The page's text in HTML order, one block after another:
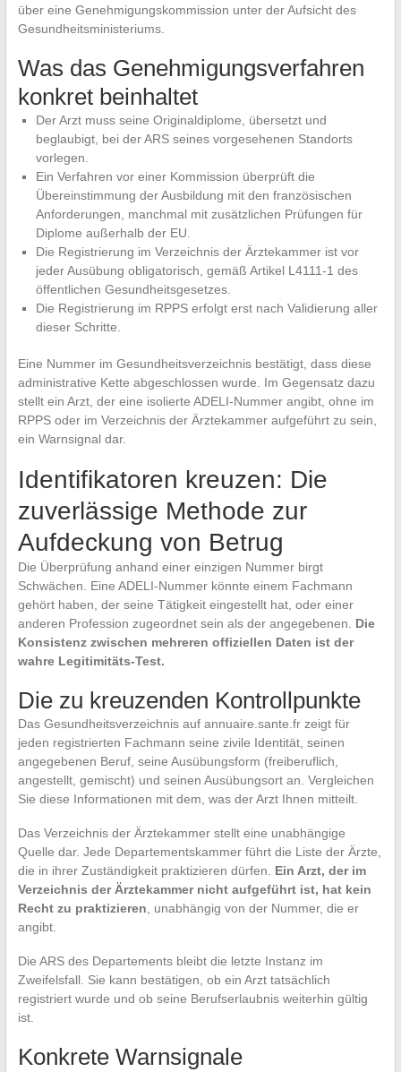
über eine Genehmigungskommission unter der Aufsicht des
Gesundheitsministeriums.
Was das Genehmigungsverfahren
konkret beinhaltet
Der Arzt muss seine Originaldiplome, übersetzt und
beglaubigt, bei der ARS seines vorgesehenen Standorts
vorlegen.
Ein Verfahren vor einer Kommission überprüft die
Übereinstimmung der Ausbildung mit den französischen
Anforderungen, manchmal mit zusätzlichen Prüfungen für
Diplome außerhalb der EU.
Die Registrierung im Verzeichnis der Ärztekammer ist vor
jeder Ausübung obligatorisch, gemäß Artikel L4111-1 des
öffentlichen Gesundheitsgesetzes.
Die Registrierung im RPPS erfolgt erst nach Validierung aller
dieser Schritte.
Eine Nummer im Gesundheitsverzeichnis bestätigt, dass diese
administrative Kette abgeschlossen wurde. Im Gegensatz dazu
stellt ein Arzt, der eine isolierte ADELI-Nummer angibt, ohne im
RPPS oder im Verzeichnis der Ärztekammer aufgeführt zu sein,
ein Warnsignal dar.
Identifikatoren kreuzen: Die
zuverlässige Methode zur
Aufdeckung von Betrug
Die Überprüfung anhand einer einzigen Nummer birgt
Schwächen. Eine ADELI-Nummer könnte einem Fachmann
gehört haben, der seine Tätigkeit eingestellt hat, oder einer
anderen Profession zugeordnet sein als der angegebenen. Die
Konsistenz zwischen mehreren offiziellen Daten ist der
wahre Legitimitäts-Test.
Die zu kreuzenden Kontrollpunkte
Das Gesundheitsverzeichnis auf annuaire.sante.fr zeigt für
jeden registrierten Fachmann seine zivile Identität, seinen
angegebenen Beruf, seine Ausübungsform (freiberuflich,
angestellt, gemischt) und seinen Ausübungsort an. Vergleichen
Sie diese Informationen mit dem, was der Arzt Ihnen mitteilt.
Das Verzeichnis der Ärztekammer stellt eine unabhängige
Quelle dar. Jede Departementskammer führt die Liste der Ärzte,
die in ihrer Zuständigkeit praktizieren dürfen. Ein Arzt, der im
Verzeichnis der Ärztekammer nicht aufgeführt ist, hat kein
Recht zu praktizieren , unabhängig von der Nummer, die er
angibt.
Die ARS des Departements bleibt die letzte Instanz im
Zweifelsfall. Sie kann bestätigen, ob ein Arzt tatsächlich
registriert wurde und ob seine Berufserlaubnis weiterhin gültig
ist.
Konkrete Warnsignale